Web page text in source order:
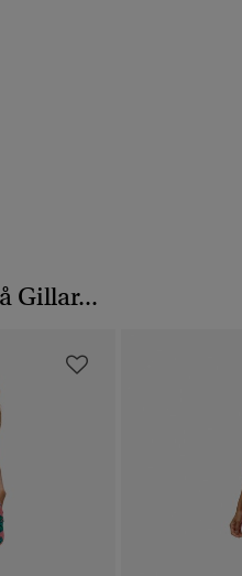
Gillar...